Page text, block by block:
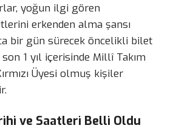
yoğun ilgi gören
erkenden alma şansı
bir gün sürecek öncelikli bilet
son 1 yıl içerisinde Millî Takım
Üyesi olmuş kişiler
ve Saatleri Belli Oldu